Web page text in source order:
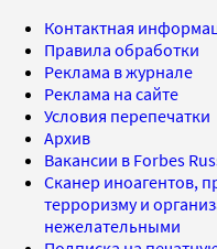
Контактная
Правила обработки
Реклама в журнале
Реклама на сайте
Условия перепечатки
Архив
Вакансии в Forbes
Сканер иноагентов,
терроризму и
нежелательными